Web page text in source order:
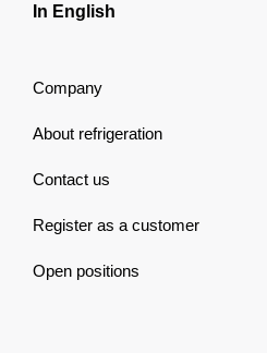
In English
Company
About refrigeration
Contact us
Register as a customer
Open positions